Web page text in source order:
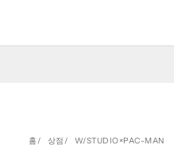
홈 상점 W/STUDIO×PAC-MAN